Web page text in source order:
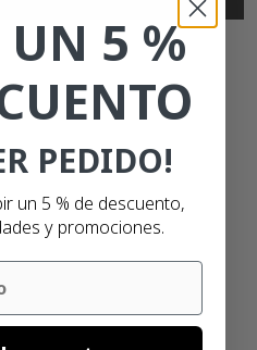
UN 5 %
PEDIDO!
un 5 % de descuento,
y promociones.